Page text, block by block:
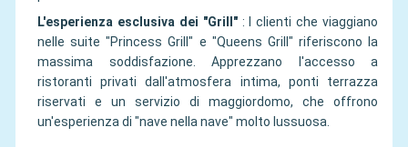
L'esperienza esclusiva dei "Grill" :
I clienti che viaggiano
nelle suite "Princess Grill" e "Queens Grill" riferiscono la
massima soddisfazione. Apprezzano l'accesso a
ristoranti privati dall'atmosfera intima, ponti terrazza
riservati e un servizio di maggiordomo, che offrono
un'esperienza di "nave nella nave" molto lussuosa.